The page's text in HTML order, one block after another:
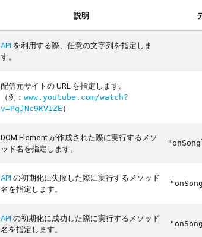
説明
API を利用する際、任意の文字列を指定しま
す。
配信元サイトの URL を指定します。
（例：www.youtube.com/watch?
v=PqJNc9KVIZE ）
DOM Element が作成された際に実行するメソ
ッド名を指定します。
API の初期化に失敗した際に実行するメソッド
名を指定します。
API の初期化に成功した際に実行するメソッド
名を指定します。